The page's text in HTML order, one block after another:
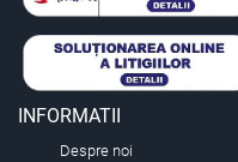
INFORMATII
Despre noi